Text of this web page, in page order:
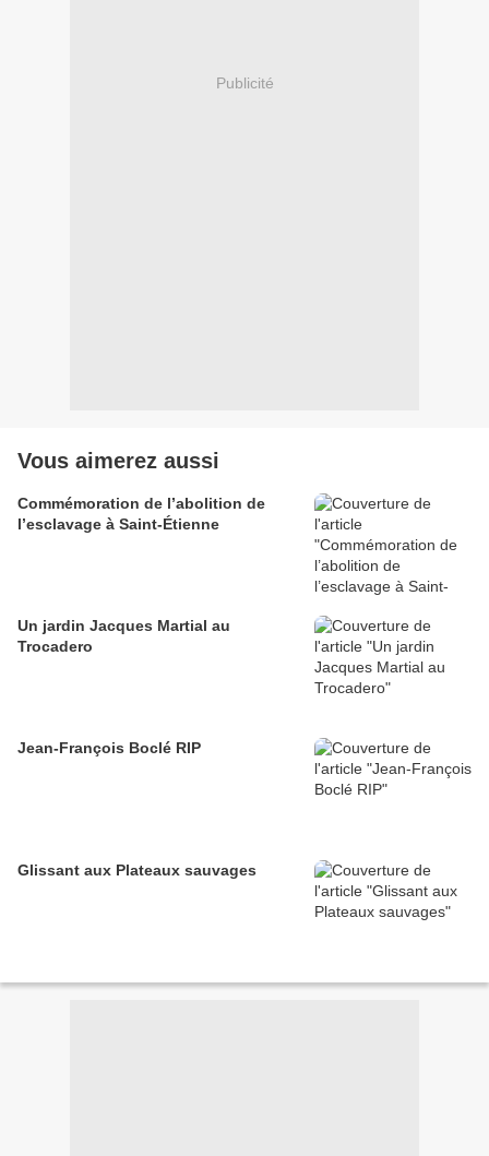
Publicité
Vous aimerez aussi
Commémoration de l’abolition de
l’esclavage à Saint-Étienne
Un jardin Jacques Martial au
Trocadero
Jean-François Boclé RIP
Glissant aux Plateaux sauvages